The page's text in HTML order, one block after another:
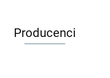
Producenci